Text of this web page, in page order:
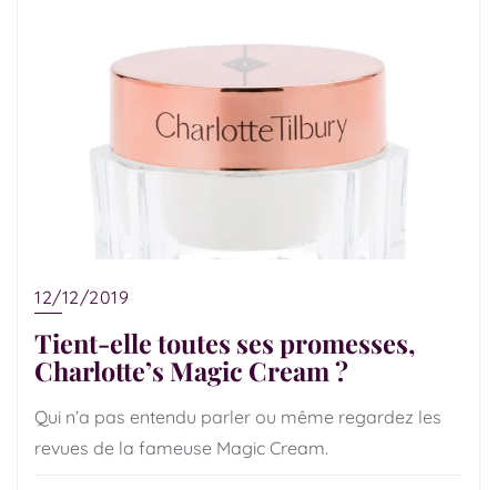
12/12/2019
Tient-elle toutes ses promesses,
Charlotte’s Magic Cream ?
Qui n’a pas entendu parler ou même regardez les
revues de la fameuse Magic Cream.